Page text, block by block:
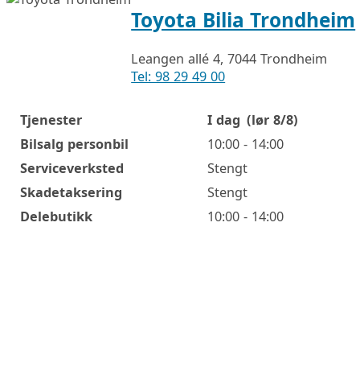
Toyota Bilia Trondheim
Leangen allé 4, 7044 Trondheim
Tel: 98 29 49 00
Åpningstider
Tjenester I dag (lør 8/8)
Bilsalg personbil
10:00 - 14:00
Serviceverksted
Stengt
Skadetaksering
Stengt
Delebutikk
10:00 - 14:00